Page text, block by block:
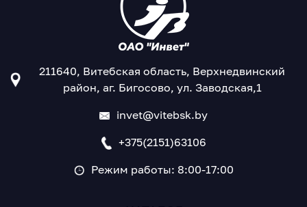
211640, Витебская область, Верхнедвинский
район, аг. Бигосово, ул. Заводская,1
invet@vitebsk.by
+375(2151)63106
Режим работы: 8:00-17:00